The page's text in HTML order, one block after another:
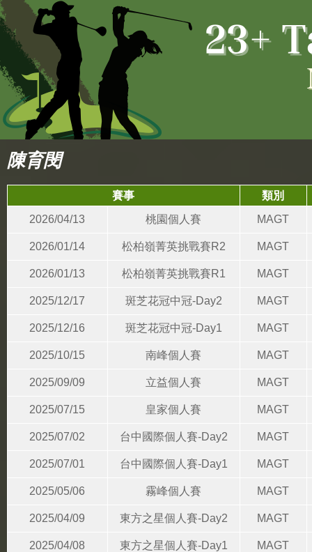
陳育閔
賽事
類別
2026/04/13
桃園個人賽 MAGT
2026/01/14 松柏嶺菁英挑戰賽R2 MAGT
2026/01/13 松柏嶺菁英挑戰賽R1 MAGT
2025/12/17 斑芝花冠中冠-Day2 MAGT
2025/12/16 斑芝花冠中冠-Day1 MAGT
2025/10/15 南峰個人賽 MAGT
2025/09/09 立益個人賽 MAGT
2025/07/15 皇家個人賽 MAGT
2025/07/02 台中國際個人賽-Day2 MAGT
2025/07/01 台中國際個人賽-Day1 MAGT
2025/05/06 霧峰個人賽 MAGT
2025/04/09 東方之星個人賽-Day2 MAGT
2025/04/08 東方之星個人賽-Day1 MAGT